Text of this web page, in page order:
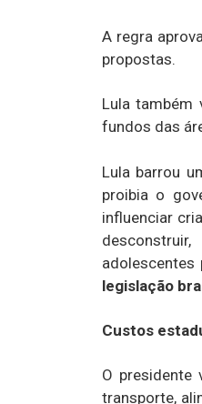
A regra
propostas.
Lula também
fundos das
Lula barrou
proibia o
influenciar
adolescentes
legislação
Custos
O presidente
transporte,